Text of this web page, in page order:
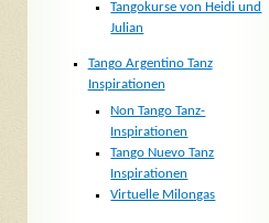
Tangokurse von Heidi und
Julian
Tango Argentino Tanz
Inspirationen
Non Tango Tanz-
Inspirationen
Tango Nuevo Tanz
Inspirationen
Virtuelle Milongas